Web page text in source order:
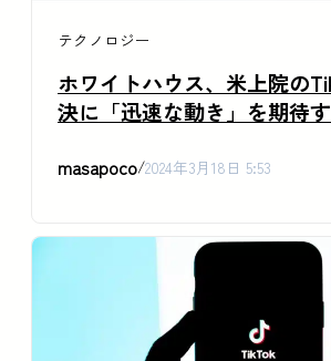
テクノロジー
ホワイトハウス、米上院の
決に「迅速な動き」を期待
masapoco/2024年3月18日 5:53